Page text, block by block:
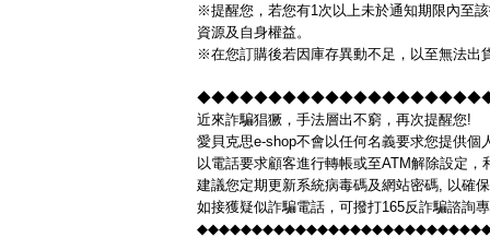
※提醒您，若您有1次以上未於通知期限內至
資源及自身權益。
※在您訂購後若因庫存異動不足，以至無法出
◆◆◆◆◆◆◆◆◆◆◆◆◆◆◆◆◆◆◆◆◆◆◆◆
近來詐騙猖獗，手法層出不窮，再次提醒您!
愛貝克思e-shop不會以任何名義要求您提供個
以電話要求顧客進行轉帳或至ATM解除設定
建議您定期更新系統病毒碼及網站密碼, 以確
如接獲疑似詐騙電話，可撥打165反詐騙諮詢